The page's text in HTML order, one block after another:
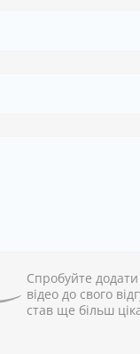
Спробуйте
відео до свого
став ще більш